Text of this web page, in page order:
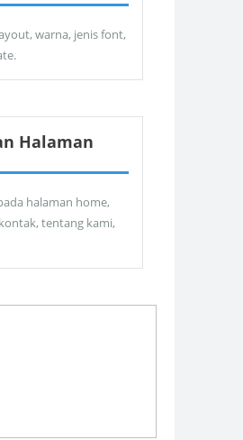
warna, jenis font,
Halaman
halaman home,
tentang kami,